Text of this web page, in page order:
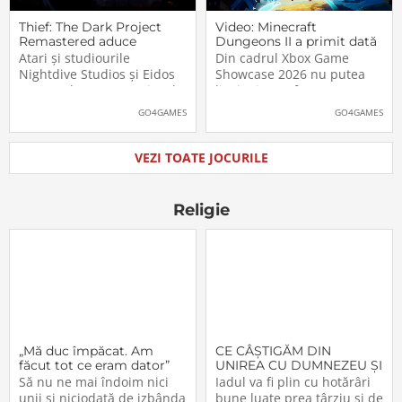
Thief: The Dark Project
Remastered aduce
părintele genului stealth
pe platformele moderne
Atari și studiourile
Nightdive Studios și Eidos
Montreal au anunțat jocul
Thief: The Dark Project
PlayStation 5, PlayStation 4,
Xbox Series X|S, Nintendo
Switch 2, Nintendo Switch
GO4GAMES
Video: Minecraft
Dungeons II a primit dată
de lansare. Când îl vom
putea juca
Din cadrul Xbox Game
Showcase 2026 nu putea
lipsi Minecraft Dungeons II,
care, pe lângă un nou
oficială de lansare. Astfel,
pasionații se vor putea
aventura în Minecraft
Video: Minecraft
GO4GAMES
VEZI TOATE JOCURILE
Religie
„Mă duc împăcat. Am
făcut tot ce eram dator”
Să nu ne mai îndoim nici
unii şi niciodată de izbânda
CE CÂŞTIGĂM DIN
UNIREA CU DUMNEZEU ŞI
CU FRAŢII (VI)
Iadul va fi plin cu hotărâri
bune luate prea târziu şi de